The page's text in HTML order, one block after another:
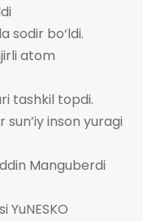
sodir bo‘ldi.
atom
tashkil topdi.
sun’iy inson yuragi
Manguberdi
YuNESKO